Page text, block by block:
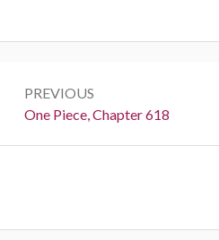
navigation
PREVIOUS
Previous:
One Piece, Chapter 618